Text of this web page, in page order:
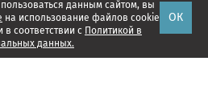
данным сайтом, вы
на использование файлов cookie
соответствии с Политикой в
данных.
ОК